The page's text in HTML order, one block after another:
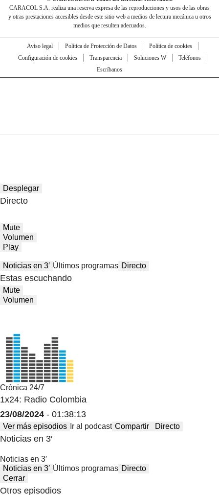
CARACOL S.A. realiza una reserva expresa de las reproducciones y usos de las obras
y otras prestaciones accesibles desde este sitio web a medios de lectura mecánica u otros
medios que resulten adecuados.
Aviso legal Política de Protección de Datos
Política de cookies
Configuración de cookies
Transparencia Soluciones W
Teléfonos
Escríbanos
Desplegar
Directo
Mute
Volumen
Play
Noticias en 3′ Últimos programas Directo
Estas escuchando
Mute
Volumen
Crónica 24/7
1x24: Radio Colombia
23/08/2024 - 01:38:13
Ver más episodios Ir al podcast Compartir Directo
Noticias en 3′
Noticias en 3′
Noticias en 3′ Últimos programas Directo
Cerrar
Otros episodios